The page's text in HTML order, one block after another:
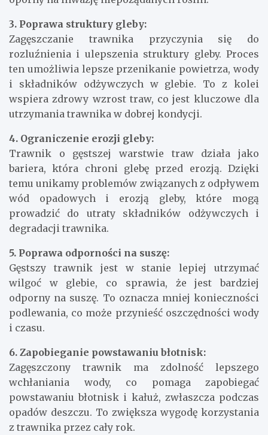
3. Poprawa struktury gleby:
Zagęszczanie trawnika przyczynia się do
rozluźnienia i ulepszenia struktury gleby. Proces
ten umożliwia lepsze przenikanie powietrza, wody
i składników odżywczych w glebie. To z kolei
wspiera zdrowy wzrost traw, co jest kluczowe dla
utrzymania trawnika w dobrej kondycji.
4. Ograniczenie erozji gleby:
Trawnik o gęstszej warstwie traw działa jako
bariera, która chroni glebę przed erozją. Dzięki
temu unikamy problemów związanych z odpływem
wód opadowych i erozją gleby, które mogą
prowadzić do utraty składników odżywczych i
degradacji trawnika.
5. Poprawa odporności na suszę:
Gęstszy trawnik jest w stanie lepiej utrzymać
wilgoć w glebie, co sprawia, że jest bardziej
odporny na suszę. To oznacza mniej konieczności
podlewania, co może przynieść oszczędności wody
i czasu.
6. Zapobieganie powstawaniu błotnisk:
Zagęszczony trawnik ma zdolność lepszego
wchłaniania wody, co pomaga zapobiegać
powstawaniu błotnisk i kałuż, zwłaszcza podczas
opadów deszczu. To zwiększa wygodę korzystania
z trawnika przez cały rok.